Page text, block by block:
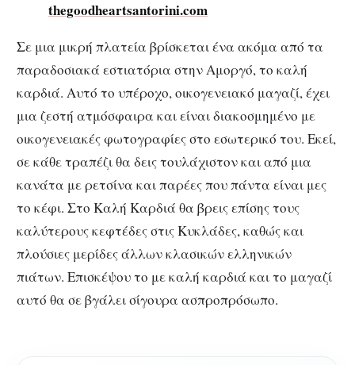
thegoodheartsantorini.com
Σε μια μικρή πλατεία βρίσκεται ένα ακόμα από τα
παραδοσιακά εστιατόρια στην Αμοργό, το καλή
καρδιά. Αυτό το υπέροχο, οικογενειακό μαγαζί, έχει
μια ζεστή ατμόσφαιρα και είναι διακοσμημένο με
οικογενειακές φωτογραφίες στο εσωτερικό του. Εκεί,
σε κάθε τραπέζι θα δεις τουλάχιστον και από μια
κανάτα με ρετσίνα και παρέες που πάντα είναι μες
το κέφι. Στο Καλή Καρδιά θα βρεις επίσης τους
καλύτερους κεφτέδες στις Κυκλάδες, καθώς και
πλούσιες μερίδες άλλων κλασικών ελληνικών
πιάτων. Επισκέψου το με καλή καρδιά και το μαγαζί
αυτό θα σε βγάλει σίγουρα ασπροπρόσωπο.